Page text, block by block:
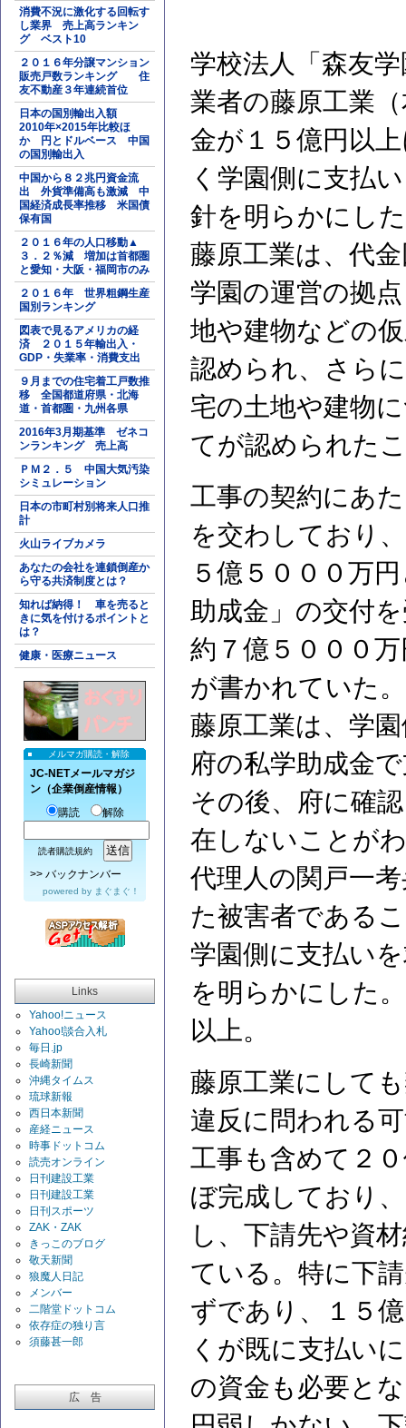
消費不況に激化する回転す
し業界 売上高ランキン
グ ベスト10
２０１６年分譲マンション
販売戸数ランキング 住
友不動産３年連続首位
日本の国別輸出入額
2010年×2015年比較ほ
か 円とドルベース 中国
の国別輸出入
中国から８２兆円資金流
出 外貨準備高も激減 中
国経済成長率推移 米国債
保有国
２０１６年の人口移動▲
３．２％減 増加は首都圏
と愛知・大阪・福岡市のみ
２０１６年 世界粗鋼生産
国別ランキング
図表で見るアメリカの経
済 ２０１５年輸出入・
GDP・失業率・消費支出
９月までの住宅着工戸数推
移 全国都道府県・北海
道・首都圏・九州各県
2016年3月期基準 ゼネコ
ンランキング 売上高
ＰＭ２．５ 中国大気汚染
シミュレーション
日本の市町村別将来人口推
計
火山ライブカメラ
あなたの会社を連鎖倒産か
ら守る共済制度とは？
知れば納得！ 車を売ると
きに気を付けるポイントと
は？
健康・医療ニュース
メルマガ購読・解除
JC-NETメールマガジ
ン（企業倒産情報）
購読
解除
読者購読規約
>> バックナンバー
powered by まぐまぐ！
Links
Yahoo!ニュース
Yahoo!談合入札
毎日.jp
長崎新聞
沖縄タイムス
琉球新報
西日本新聞
産経ニュース
時事ドットコム
読売オンライン
日刊建設工業
日刊建設工業
日刊スポーツ
ZAK・ZAK
きっこのブログ
敬天新聞
狼魔人日記
メンバー
二階堂ドットコム
依存症の独り言
須藤甚一郎
広 告
学校法人「森友
業者の藤原工業
金が１５億円以
く学園側に支払
針を明らかにし
藤原工業は、代
学園の運営の拠
地や建物などの
認められ、さら
宅の土地や建物
てが認められた
工事の契約にあ
を交わしており
５億５０００万
助成金」の交付
約７億５０００
が書かれていた。
藤原工業は、学
府の私学助成金
その後、府に確
在しないことが
代理人の関戸一
た被害者である
学園側に支払い
を明らかにした。
以上。
藤原工業にして
違反に問われる
工事も含めて２
ぼ完成しており
し、下請先や資
ている。特に下
ずであり、１５
くが既に支払い
の資金も必要と